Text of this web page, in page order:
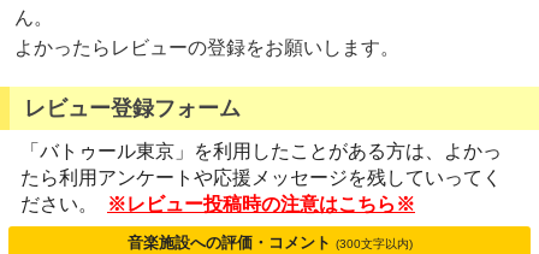
ん。
よかったらレビューの登録をお願いします。
レビュー登録フォーム
「バトゥール東京」を利用したことがある方は、よかっ
たら利用アンケートや応援メッセージを残していってく
ださい。
※レビュー投稿時の注意はこちら※
音楽施設への評価・コメント (300文字以内)